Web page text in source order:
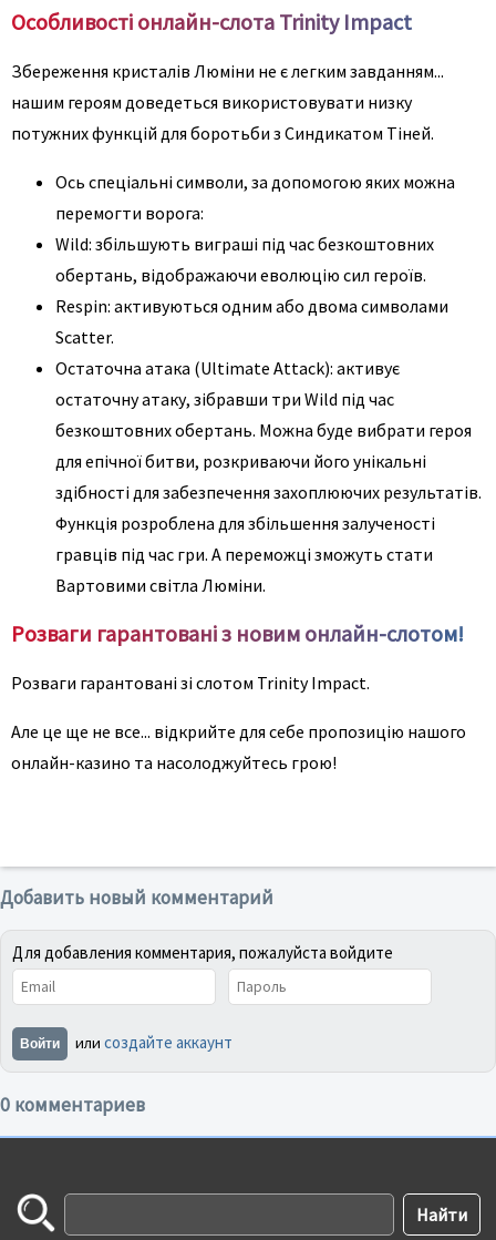
Особливості онлайн-слота Trinity Impact
Збереження кристалів Люміни не є легким завданням...
нашим героям доведеться використовувати низку
потужних функцій для боротьби з Синдикатом Тіней.
Ось спеціальні символи, за допомогою яких можна
перемогти ворога:
Wild: збільшують виграші під час безкоштовних
обертань, відображаючи еволюцію сил героїв.
Respin: активуються одним або двома символами
Scatter.
Остаточна атака (Ultimate Attack): активує
остаточну атаку, зібравши три Wild під час
безкоштовних обертань. Можна буде вибрати героя
для епічної битви, розкриваючи його унікальні
здібності для забезпечення захоплюючих результатів.
Функція розроблена для збільшення залученості
гравців під час гри. А переможці зможуть стати
Вартовими світла Люміни.
Розваги гарантовані з новим онлайн-слотом!
Розваги гарантовані зі слотом Trinity Impact.
Але це ще не все... відкрийте для себе пропозицію нашого
онлайн-казино та насолоджуйтесь грою!
Добавить новый комментарий
Для добавления комментария, пожалуйста войдите
Войти или создайте аккаунт
0 комментариев